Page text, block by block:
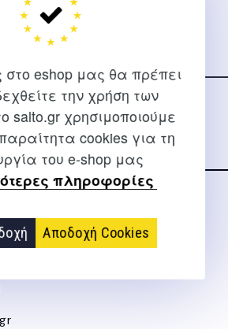
στο eshop μας θα πρέπει
την χρήση των
salto.gr χρησιμοποιούμε
cookies για τη
του e-shop μας
πληροφορίες
Αποδοχή Cookies
Ακολουθήστε μας
στα social media
υποστήριξη παραγγελιών μέσω του